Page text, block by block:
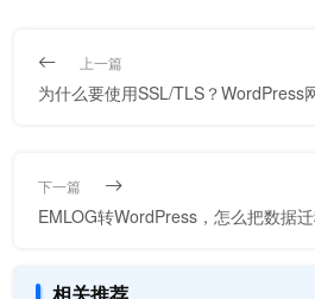
上一篇
为什么要使用SSL/TLS？WordPress
下一篇
EMLOG转WordPress，怎么把数据